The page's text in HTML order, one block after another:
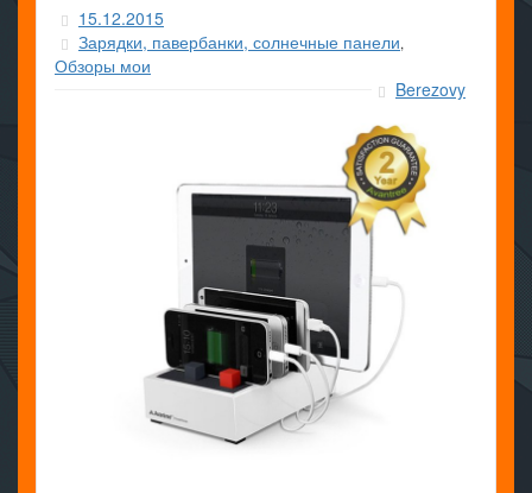
15.12.2015
Зарядки, павербанки, солнечные панели,
Обзоры мои
Berezovy